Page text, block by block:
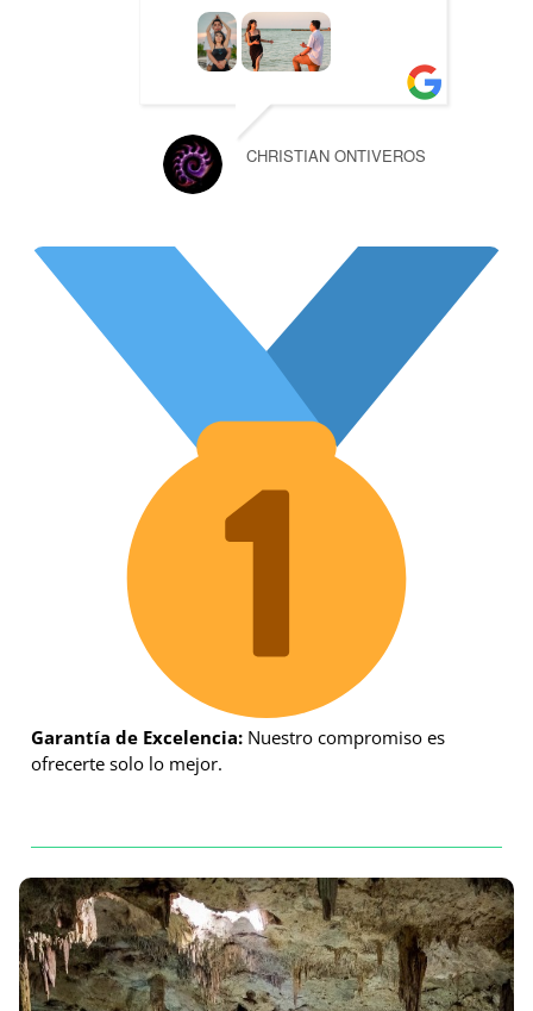
CHRISTIAN ONTIVEROS
Garantía de Excelencia: Nuestro compromiso es
ofrecerte solo lo mejor.